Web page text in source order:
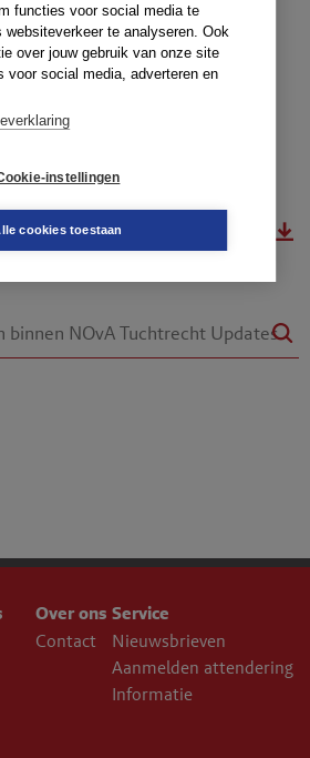
functies voor social media te
websiteverkeer te analyseren. Ook
over jouw gebruik van onze site
voor social media, adverteren en
instellingen
cookies toestaan
A/A
doorsturen
Over ons
Contact
Service
Nieuwsbrieven
Aanmelden attendering
Informatie